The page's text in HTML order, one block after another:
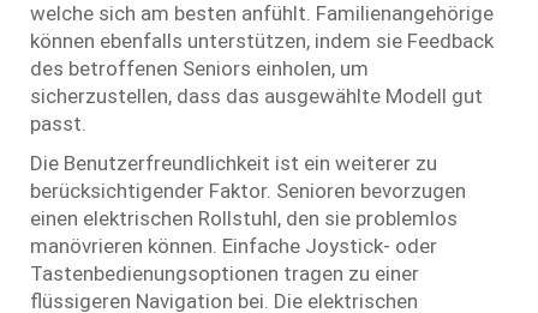
welche sich am besten anfühlt. Familienangehörige
können ebenfalls unterstützen, indem sie Feedback
des betroffenen Seniors einholen, um
sicherzustellen, dass das ausgewählte Modell gut
passt.
Die Benutzerfreundlichkeit ist ein weiterer zu
berücksichtigender Faktor. Senioren bevorzugen
einen elektrischen Rollstuhl, den sie problemlos
manövrieren können. Einfache Joystick- oder
Tastenbedienungsoptionen tragen zu einer
flüssigeren Navigation bei. Die elektrischen